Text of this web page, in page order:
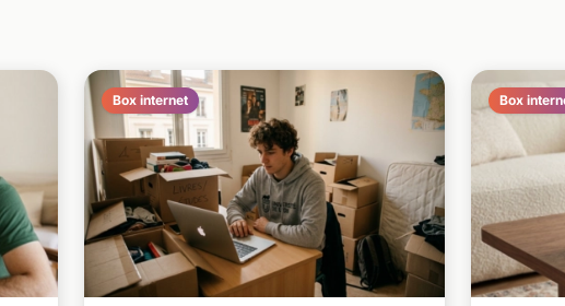
Box internet Box